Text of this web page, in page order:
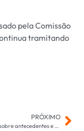
pela Comissão
tramitando
PRÓXIMO
<b>Ordem do Dia</b>: ALEMS aprova projeto sobre antecedentes e homenageia Asas do Futuro